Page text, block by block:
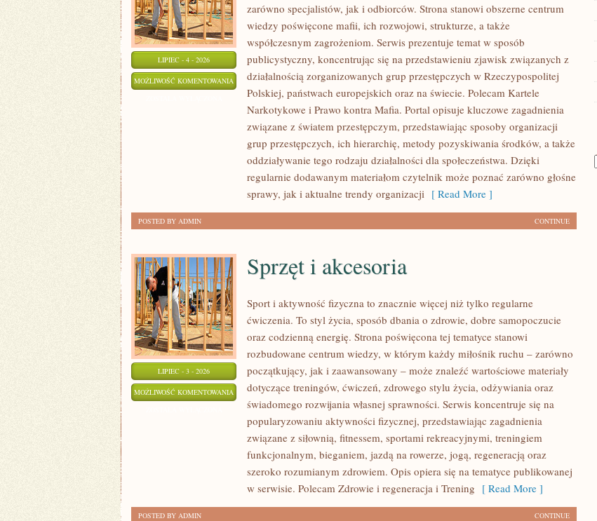
LIPIEC - 4 - 2026
MOŻLIWOŚĆ KOMENTOWANIA PRAWO
KONTRA
MAFIA
zarówno specjalistów, jak i odbiorców. Strona stanowi obszerne centrum
wiedzy poświęcone mafii, ich rozwojowi, strukturze, a także
współczesnym zagrożeniom. Serwis prezentuje temat w sposób
publicystyczny, koncentrując się na przedstawieniu zjawisk związanych z
działalnością zorganizowanych grup przestępczych w Rzeczypospolitej
Polskiej, państwach europejskich oraz na świecie. Polecam Kartele
Narkotykowe i Prawo kontra Mafia. Portal opisuje kluczowe zagadnienia
związane z światem przestępczym, przedstawiając sposoby organizacji
grup przestępczych, ich hierarchię, metody pozyskiwania środków, a także
oddziaływanie tego rodzaju działalności dla społeczeństwa. Dzięki
regularnie dodawanym materiałom czytelnik może poznać zarówno głośne
sprawy, jak i aktualne trendy organizacji [ Read More ]
CONTINUE
POSTED BY ADMIN
LIPIEC - 3 - 2026
MOŻLIWOŚĆ KOMENTOWANIA SPRZĘT
AKCESORIA
Sprzęt i akcesoria
Sport i aktywność fizyczna to znacznie więcej niż tylko regularne
ćwiczenia. To styl życia, sposób dbania o zdrowie, dobre samopoczucie
oraz codzienną energię. Strona poświęcona tej tematyce stanowi
rozbudowane centrum wiedzy, w którym każdy miłośnik ruchu – zarówno
początkujący, jak i zaawansowany – może znaleźć wartościowe materiały
dotyczące treningów, ćwiczeń, zdrowego stylu życia, odżywiania oraz
świadomego rozwijania własnej sprawności. Serwis koncentruje się na
popularyzowaniu aktywności fizycznej, przedstawiając zagadnienia
związane z siłownią, fitnessem, sportami rekreacyjnymi, treningiem
funkcjonalnym, bieganiem, jazdą na rowerze, jogą, regeneracją oraz
szeroko rozumianym zdrowiem. Opis opiera się na tematyce publikowanej
w serwisie. Polecam Zdrowie i regeneracja i Trening [ Read More ]
CONTINUE
POSTED BY ADMIN